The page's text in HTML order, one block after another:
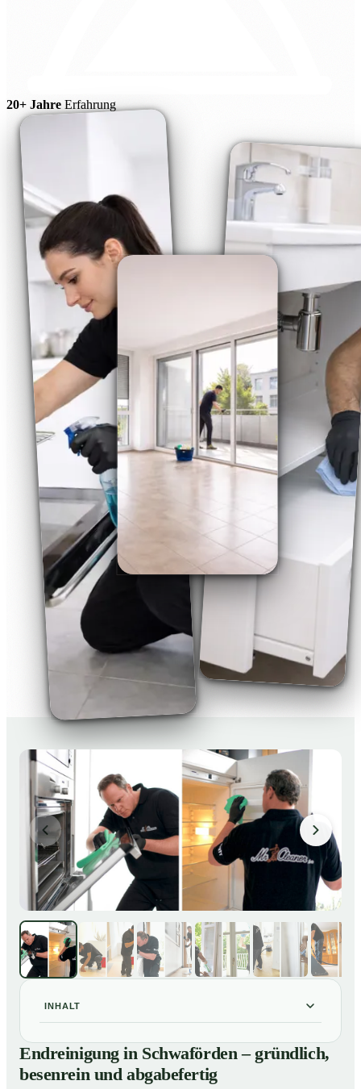
20+ Jahre Erfahrung
INHALT
01 Endreinigung in Schwaförden – gründlich, besenrein
und abgabefertig
Endreinigung in Schwaförden – gründlich,
besenrein und abgabefertig